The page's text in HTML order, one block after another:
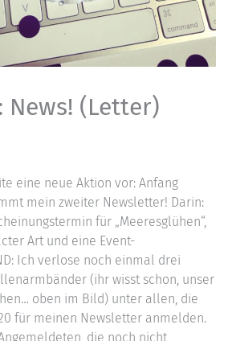
News! (Letter)
eine neue Aktion vor: Anfang
mein zweiter Newsletter! Darin:
für „Meeresglühen“,
Art und eine Event-
Ich verlose noch einmal drei
(ihr wisst schon, unser
oben im Bild) unter allen, die
für meinen Newsletter anmelden.
die noch nicht